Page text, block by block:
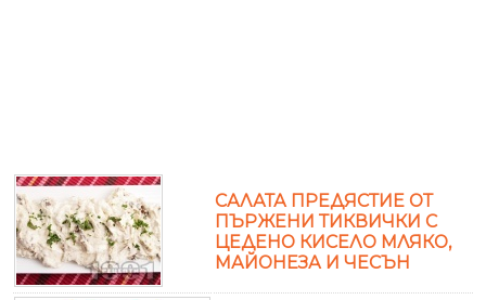
САЛАТА ПРЕДЯСТИЕ ОТ
ПЪРЖЕНИ ТИКВИЧКИ С
ЦЕДЕНО КИСЕЛО МЛЯКО,
МАЙОНЕЗА И ЧЕСЪН